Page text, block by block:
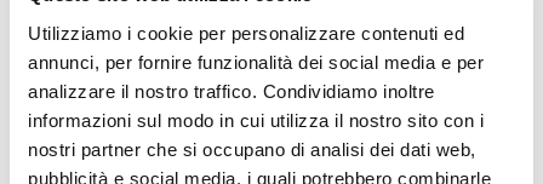
Utilizziamo i cookie per personalizzare contenuti ed
annunci, per fornire funzionalità dei social media e per
analizzare il nostro traffico. Condividiamo inoltre
informazioni sul modo in cui utilizza il nostro sito con i
nostri partner che si occupano di analisi dei dati web,
pubblicità e social media, i quali potrebbero combinarle
atmosferici per garantire la massima durata nel tempo.
La serie MX offre una vasta gamma di amplificatori marini, tra
cui modelli a quattro e cinque canali, mono e multi-
amplificatore, per soddisfare le esigenze di ogni tipo di
impianto audio. La tecnologia di amplificazione di classe D
garantisce un'efficienza energetica ottimale, riducendo i